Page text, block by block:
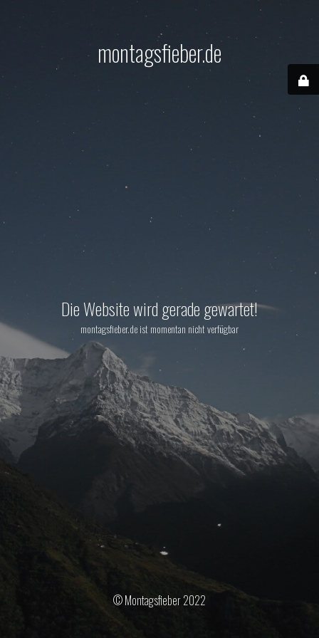
montagsfieber.de
Die Website wird gerade gewartet!
montagsfieber.de ist momentan nicht verfügbar
© Montagsfieber 2022